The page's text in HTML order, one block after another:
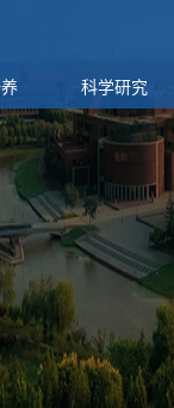
科学研究